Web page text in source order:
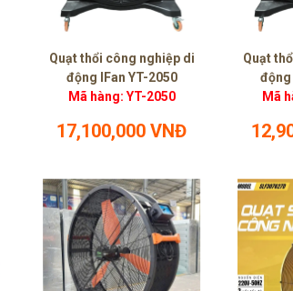
Quạt thổi công nghiệp di
động IFan YT-2050
Mã hàng: YT-2050
17,100,000 VNĐ
Quạt
động
Mã